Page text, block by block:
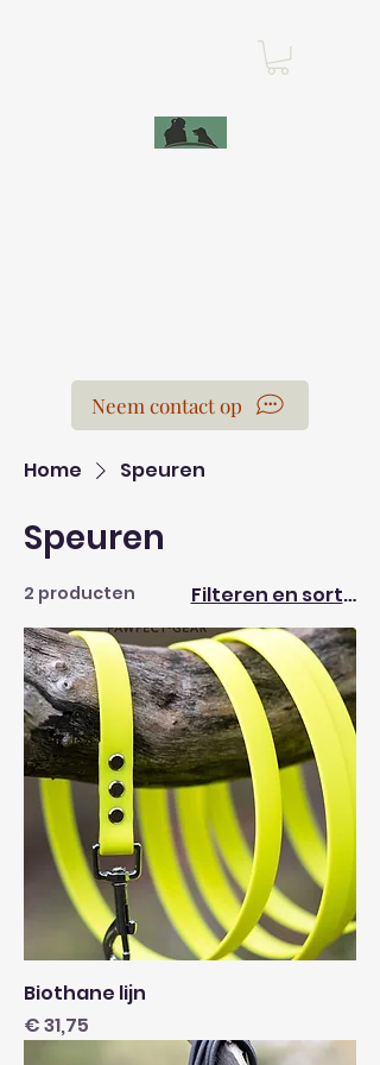
Neem contact op
Home Speuren
Speuren
2 producten Filteren en sorteren
Biothane lijn
Prijs
€ 31,75